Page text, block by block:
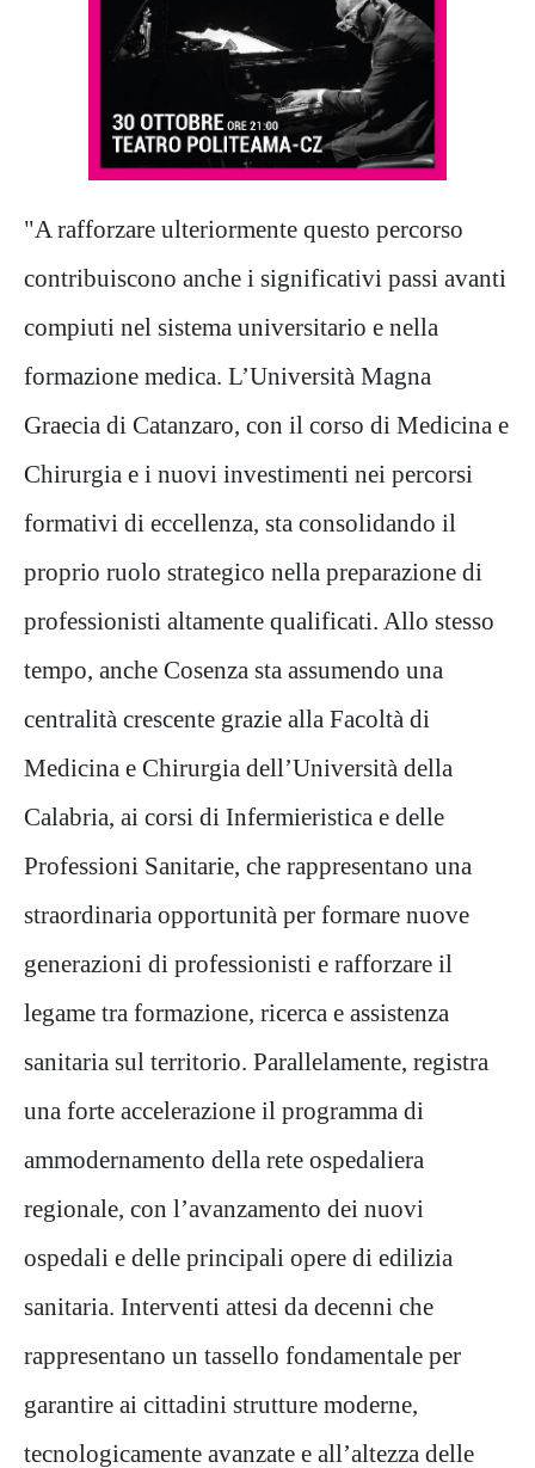
"A rafforzare ulteriormente questo percorso
contribuiscono anche i significativi passi avanti
compiuti nel sistema universitario e nella
formazione medica. L’Università Magna
Graecia di Catanzaro, con il corso di Medicina e
Chirurgia e i nuovi investimenti nei percorsi
formativi di eccellenza, sta consolidando il
proprio ruolo strategico nella preparazione di
professionisti altamente qualificati. Allo stesso
tempo, anche Cosenza sta assumendo una
centralità crescente grazie alla Facoltà di
Medicina e Chirurgia dell’Università della
Calabria, ai corsi di Infermieristica e delle
Professioni Sanitarie, che rappresentano una
straordinaria opportunità per formare nuove
generazioni di professionisti e rafforzare il
legame tra formazione, ricerca e assistenza
sanitaria sul territorio. Parallelamente, registra
una forte accelerazione il programma di
ammodernamento della rete ospedaliera
regionale, con l’avanzamento dei nuovi
ospedali e delle principali opere di edilizia
sanitaria. Interventi attesi da decenni che
rappresentano un tassello fondamentale per
garantire ai cittadini strutture moderne,
tecnologicamente avanzate e all’altezza delle